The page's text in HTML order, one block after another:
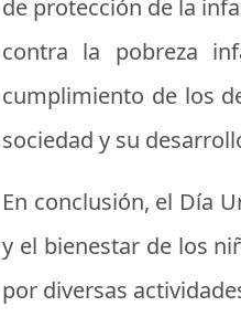
de protección de la
contra la pobreza
cumplimiento de los
sociedad y su
En conclusión, el Día
y el bienestar de los
por diversas